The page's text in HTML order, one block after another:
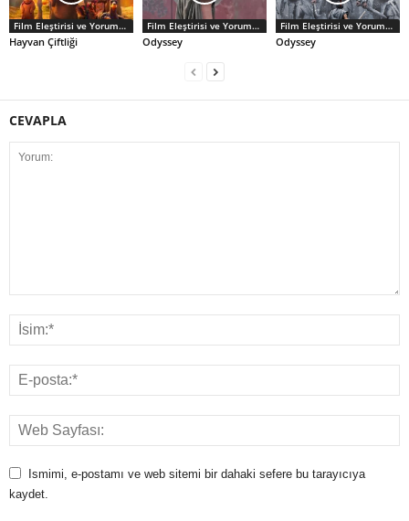
Film Eleştirisi ve Yorumlar
Hayvan Çiftliği
Film Eleştirisi ve Yorumlar
Odyssey
Film Eleştirisi ve Yorumlar
Odyssey
CEVAPLA
Ismimi, e-postamı ve web sitemi bir dahaki sefere bu tarayıcıya
kaydet.